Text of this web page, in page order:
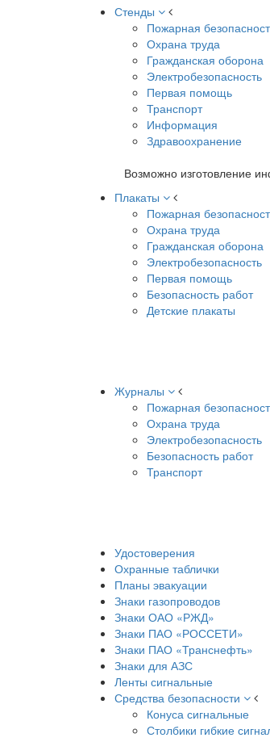
Стенды
Пожарная
Охрана труда
Гражданская оборона
Электробезопасность
Первая помощь
Транспорт
Информация
Здравоохранение
Возможно изготовление
Плакаты
Пожарная
Охрана труда
Гражданская оборона
Электробезопасность
Первая помощь
Безопасность работ
Детские плакаты
Журналы
Пожарная
Охрана труда
Электробезопасность
Безопасность работ
Транспорт
Удостоверения
Охранные таблички
Планы эвакуации
Знаки газопроводов
Знаки ОАО «РЖД»
Знаки ПАО «РОССЕТИ»
Знаки ПАО «Транснефть»
Знаки для АЗС
Ленты сигнальные
Средства безопасности
Конуса сигнальные
Столбики гибкие